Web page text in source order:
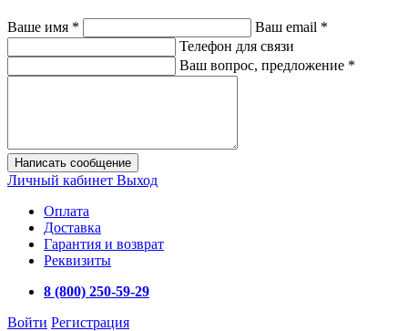
Ваше имя * Ваш email *
Телефон для связи
Ваш вопрос, предложение *
Написать сообщение
Личный кабинет Выход
Оплата
Доставка
Гарантия и возврат
Реквизиты
8 (800) 250-59-29
Войти Регистрация